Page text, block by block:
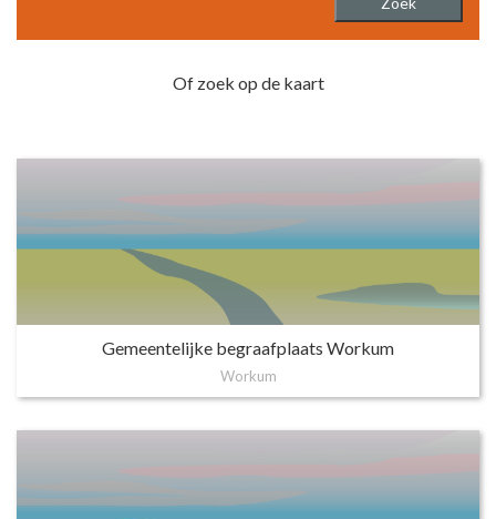
Of zoek op de kaart
Gemeentelijke begraafplaats Workum
Workum